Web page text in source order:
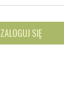
ZALOGUJ SIĘ